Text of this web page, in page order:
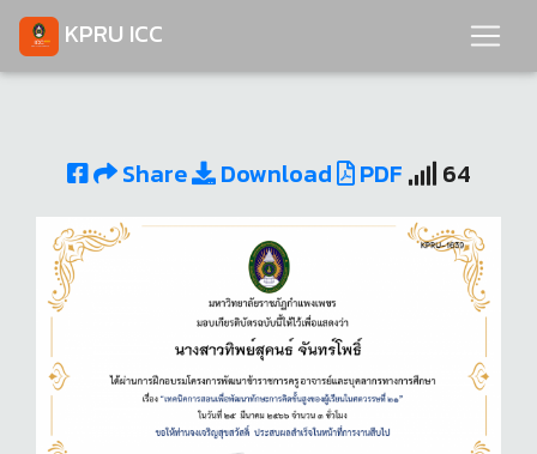
KPRU ICC
Share Download PDF 64